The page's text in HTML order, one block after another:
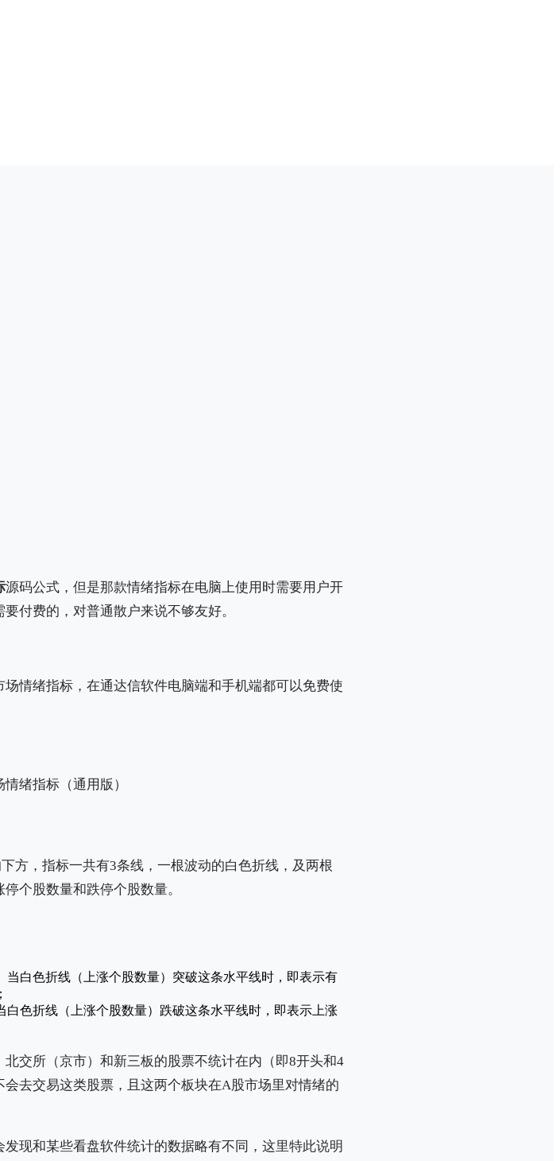
源码公式，但是那款情绪指标在电脑上使用时需要用户开
付费的，对普通散户来说不够友好。
情绪指标，在通达信软件电脑端和手机端都可以免费使
方，指标一共有3条线，一根波动的白色折线，及两根
个股数量和跌停个股数量。
当白色折线（上涨个股数量）突破这条水平线时，即表示有
白色折线（上涨个股数量）跌破这条水平线时，即表示上涨
交所（京市）和新三板的股票不统计在内（即8开头和4
去交易这类股票，且这两个板块在A股市场里对情绪的
现和某些看盘软件统计的数据略有不同，这里特此说明